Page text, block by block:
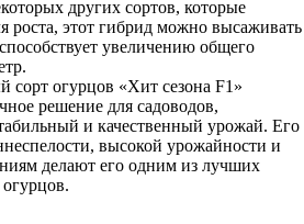
других сортов, которые
роста, этот гибрид можно высаживать
увеличению общего
сорт огурцов «Хит сезона F1»
решение для садоводов,
и качественный урожай. Его
высокой урожайности и
делают его одним из лучших